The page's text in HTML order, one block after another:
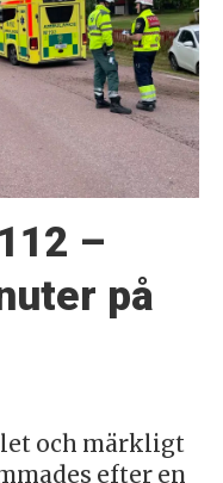
–
på
och märkligt
efter en